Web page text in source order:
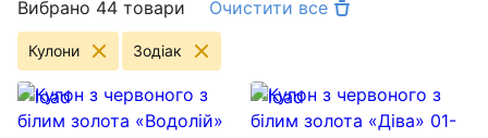
Вибрано 44 товари Очистити все
Кулони Зодіак